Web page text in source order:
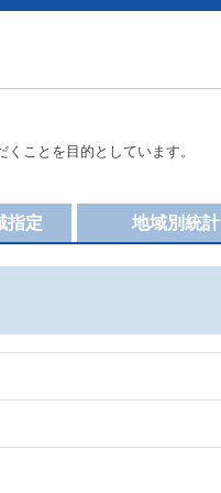
ことを目的としています。
地域別統計
指定